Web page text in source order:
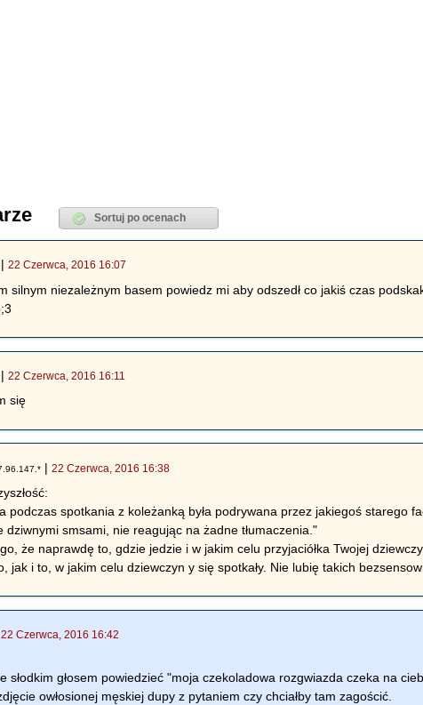
|22 Czerwca, 2016 16:07
silnym niezależnym basem powiedz mi aby odszedł co jakiś czas
|22 Czerwca, 2016 16:11
się
|22 Czerwca, 2016 16:38
podczas spotkania z koleżanką była podrywana przez jakiegoś starego
dziwnymi smsami, nie reagując na żadne tłumaczenia."
że naprawdę to, gdzie jedzie i w jakim celu przyjaciółka Twojej
jak i to, w jakim celu dziewczyn y się spotkały. Nie lubię takich
22 Czerwca, 2016 16:42
słodkim głosem powiedzieć "moja czekoladowa rozgwiazda czeka na
owłosionej męskiej dupy z pytaniem czy chciałby tam zagościć.